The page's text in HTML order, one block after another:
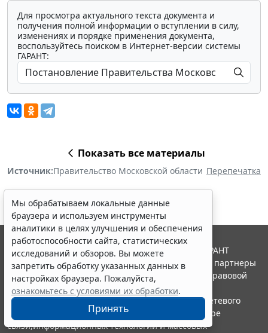
Для просмотра актуального текста документа и
получения полной информации о вступлении в силу,
изменениях и порядке применения документа,
воспользуйтесь поиском в Интернет-версии системы
ГАРАНТ:
Показать все материалы
Источник:Правительство Московской области Перепечатка
Мы обрабатываем локальные данные
браузера и используем инструменты
аналитики в целях улучшения и обеспечения
работоспособности сайта, статистических
исследований и обзоров. Вы можете
запретить обработку указанных данных в
настройках браузера. Пожалуйста,
ознакомьтесь с условиями их обработки.
Принять
© ООО "НПП "ГАРАНТ-СЕРВИС", 2026. Система ГАРАНТ
выпускается с 1990 года. Компания "Гарант" и ее партнеры
являются участниками Российской ассоциации правовой
информации ГАРАНТ.
Портал ГАРАНТ.РУ зарегистрирован в качестве сетевого
издания Федеральной службой по надзору в сфере
связи,информационных технологий и массовых